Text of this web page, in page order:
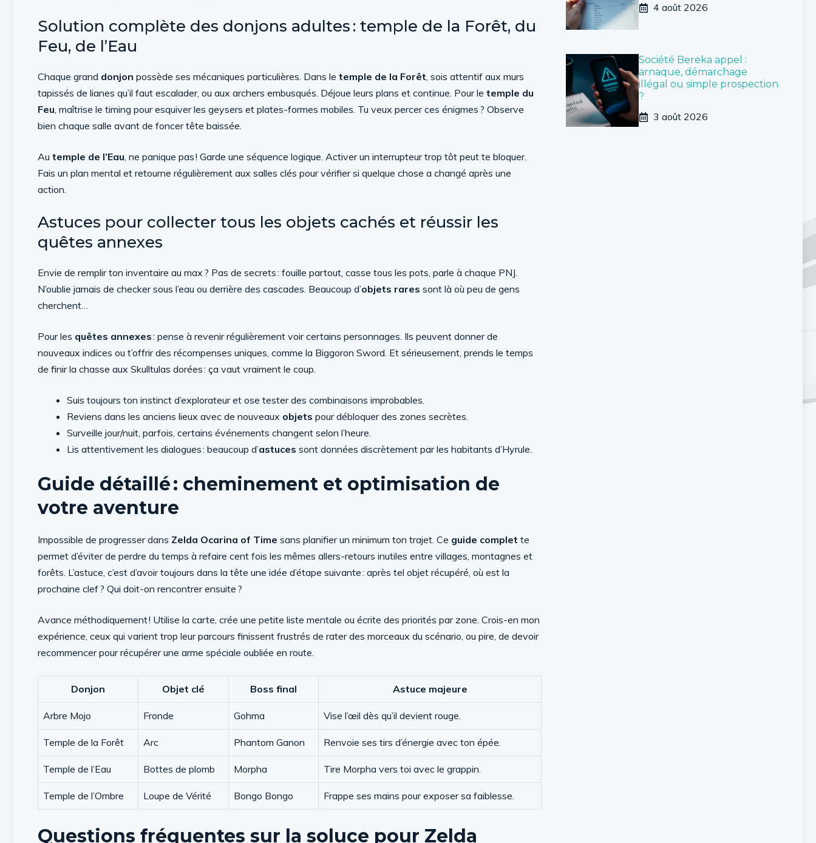
Solution complète des donjons adultes : temple de la Forêt, du
Feu, de l’Eau
Chaque grand donjon possède ses mécaniques particulières. Dans le temple de la Forêt, sois attentif aux murs
tapissés de lianes qu’il faut escalader, ou aux archers embusqués. Déjoue leurs plans et continue. Pour le temple du
Feu, maîtrise le timing pour esquiver les geysers et plates-formes mobiles. Tu veux percer ces énigmes ? Observe
bien chaque salle avant de foncer tête baissée.
Au temple de l’Eau, ne panique pas ! Garde une séquence logique. Activer un interrupteur trop tôt peut te bloquer.
Fais un plan mental et retourne régulièrement aux salles clés pour vérifier si quelque chose a changé après une
action.
Astuces pour collecter tous les objets cachés et réussir les
quêtes annexes
Envie de remplir ton inventaire au max ? Pas de secrets : fouille partout, casse tous les pots, parle à chaque PNJ.
N’oublie jamais de checker sous l’eau ou derrière des cascades. Beaucoup d’objets rares sont là où peu de gens
cherchent…
Pour les quêtes annexes: pense à revenir régulièrement voir certains personnages. Ils peuvent donner de
nouveaux indices ou t’offrir des récompenses uniques, comme la Biggoron Sword. Et sérieusement, prends le temps
de finir la chasse aux Skulltulas dorées : ça vaut vraiment le coup.
Suis toujours ton instinct d’explorateur et ose tester des combinaisons improbables.
Reviens dans les anciens lieux avec de nouveaux objets pour débloquer des zones secrètes.
Surveille jour/nuit, parfois, certains événements changent selon l’heure.
Lis attentivement les dialogues : beaucoup d’astuces sont données discrètement par les habitants d’Hyrule.
Guide détaillé : cheminement et optimisation de
votre aventure
Impossible de progresser dans Zelda Ocarina of Time sans planifier un minimum ton trajet. Ce guide complet te
permet d’éviter de perdre du temps à refaire cent fois les mêmes allers-retours inutiles entre villages, montagnes et
forêts. L’astuce, c’est d’avoir toujours dans la tête une idée d’étape suivante : après tel objet récupéré, où est la
prochaine clef ? Qui doit-on rencontrer ensuite ?
Avance méthodiquement ! Utilise la carte, crée une petite liste mentale ou écrite des priorités par zone. Crois-en mon
expérience, ceux qui varient trop leur parcours finissent frustrés de rater des morceaux du scénario, ou pire, de devoir
recommencer pour récupérer une arme spéciale oubliée en route.
Donjon Objet clé Boss final Astuce majeure
Arbre Mojo Fronde Gohma Vise l’œil dès qu’il devient rouge.
Temple de la Forêt Arc Phantom Ganon Renvoie ses tirs d’énergie avec ton épée.
Temple de l’Eau Bottes de plomb Morpha Tire Morpha vers toi avec le grappin.
Temple de l’Ombre Loupe de Vérité Bongo Bongo Frappe ses mains pour exposer sa faiblesse.
Questions fréquentes sur la soluce pour Zelda
4 août 2026
Société Bereka appel :
arnaque, démarchage
illégal ou simple prospection
?
3 août 2026